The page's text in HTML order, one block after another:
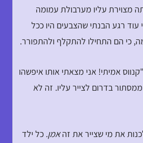
מצוירת עליו מערבולת עמומה
עוד רגע הבנתי שהצבעים היו ככל
כי הם התחילו להתקלף ולהתפורר.
אמיתי! אני מצאתי אותו איפשהו
בדרום לצייר עליו. זה לא
את מי שצייר את זהאמן. כל ילד